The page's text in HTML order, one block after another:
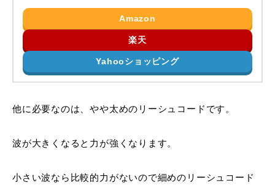
Amazon
楽天
Yahooショッピング
他に必要なのは、やや太めのリーシュコードです。
波が大きくなると力が強くなります。
小さい波なら比較的力がないので細めのリーシュコード